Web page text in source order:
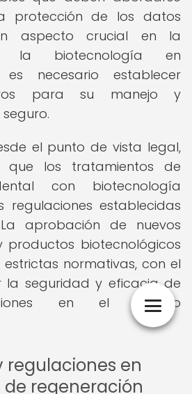
protección de los datos
aspecto crucial en la
la biotecnología en
necesario establecer
para su manejo y
el punto de vista legal,
que los tratamientos de
con biotecnología
establecidas
aprobación de nuevos
productos biotecnológicos
normativas, con el
la seguridad y eficacia de
en el ámbito
regulaciones en
regeneración